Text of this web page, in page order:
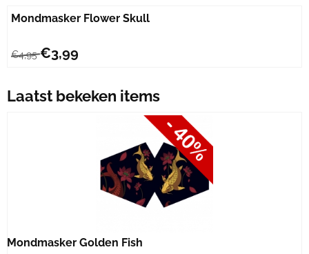
Mondmasker Flower Skull
Van 4,95 voor 3,99
€4,95€3,99
Laatst bekeken items
Mondmasker Golden Fish